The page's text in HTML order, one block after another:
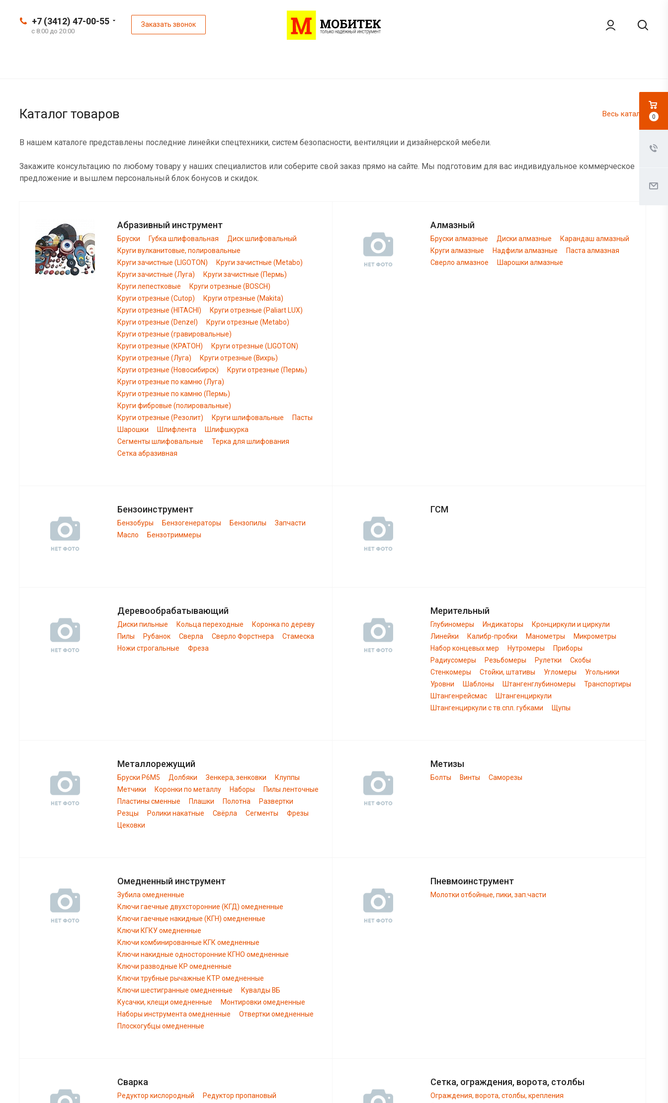
+7 (3412) 47-00-55
с 8:00 до 20:00
Заказать звонок
Весь каталог
Каталог товаров
В нашем каталоге представлены последние линейки спецтехники, систем безопасности, вентиляции и дизайнерской мебели.
Закажите консультацию по любому товару у наших специалистов или соберите свой заказ прямо на сайте. Мы подготовим для вас индивидуальное коммерческое
предложение и вышлем персональный блок бонусов и скидок.
Абразивный инструмент
Бруски Губка шлифовальная
Диск шлифовальный
Круги вулканитовые, полировальные
Круги зачистные (LIGOTON)
Круги зачистные (Metabo)
Круги зачистные (Луга)
Круги зачистные (Пермь)
Круги лепестковые
Круги отрезные (BOSCH)
Круги отрезные (Cutop)
Круги отрезные (Makita)
Круги отрезные (HITACHI)
Круги отрезные (Paliart LUX)
Круги отрезные (Denzel)
Круги отрезные (Metabo)
Круги отрезные (гравировальные)
Круги отрезные (КРАТОН)
Круги отрезные (LIGOTON)
Круги отрезные (Луга)
Круги отрезные (Вихрь)
Круги отрезные (Новосибирск)
Круги отрезные (Пермь)
Круги отрезные по камню (Луга)
Круги отрезные по камню (Пермь)
Круги фибровые (полировальные)
Круги отрезные (Резолит)
Круги шлифовальные
Пасты
Шарошки
Шлифлента
Шлифшкурка
Сегменты шлифовальные
Терка для шлифования
Сетка абразивная
Алмазный
Бруски алмазные Диски алмазные
Карандаш алмазный
Круги алмазные
Надфили алмазные
Паста алмазная
Сверло алмазное
Шарошки алмазные
Бензоинструмент
Бензобуры Бензогенераторы Бензопилы
Запчасти
Масло
Бензотриммеры
ГСМ
Деревообрабатывающий
Диски пильные Кольца переходные
Коронка по дереву
Пилы
Рубанок Сверла Сверло Форстнера
Стамеска
Ножи строгальные
Фреза
Мерительный
Глубиномеры Индикаторы
Кронциркули и циркули
Линейки
Калибр-пробки Манометры
Микрометры
Набор концевых мер
Нутромеры
Приборы
Радиусомеры
Резьбомеры Рулетки
Скобы
Стенкомеры
Стойки, штативы Угломеры
Угольники
Уровни
Шаблоны Штангенглубиномеры
Транспортиры
Штангенрейсмас
Штангенциркули
Штангенциркули с тв.спл. губками
Щупы
Металлорежущий
Бруски Р6М5 Долбяки Зенкера, зенковки
Клуппы
Метчики
Коронки по металлу Наборы
Пилы ленточные
Пластины сменные
Плашки Полотна
Развертки
Резцы
Ролики накатные Свёрла Сегменты
Фрезы
Цековки
Метизы
Болты Винты Саморезы
Омедненный инструмент
Зубила омедненные
Ключи гаечные двухсторонние (КГД) омедненные
Ключи гаечные накидные (КГН) омедненные
Ключи КГКУ омедненные
Ключи комбинированные КГК омедненные
Ключи накидные односторонние КГНО омедненные
Ключи разводные КР омедненные
Ключи трубные рычажные КТР омедненные
Ключи шестигранные омедненные
Кувалды ВБ
Кусачки, клещи омедненные
Монтировки омедненные
Наборы инструмента омедненные
Отвертки омедненные
Плоскогубцы омедненные
Пневмоинструмент
Молотки отбойные, пики, зап.части
Сварка
Редуктор кислородный
Редуктор пропановый
Сетка, ограждения, ворота, столбы
Ограждения, ворота, столбы, крепления
0